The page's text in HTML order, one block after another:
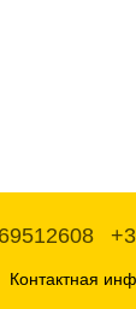
Контактная